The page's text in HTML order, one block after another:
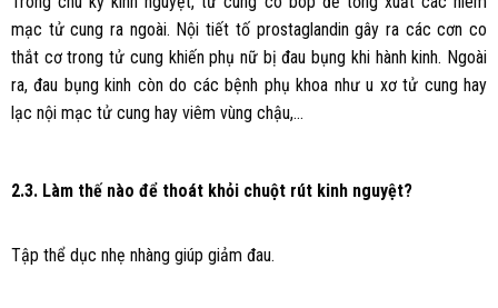
mạc tử cung ra ngoài. Nội tiết tố prostaglandin gây ra các cơn co
thắt cơ trong tử cung khiến phụ nữ bị đau bụng khi hành kinh. Ngoài
ra, đau bụng kinh còn do các bệnh phụ khoa như u xơ tử cung hay
lạc nội mạc tử cung hay viêm vùng chậu,…
2.3. Làm thế nào để thoát khỏi chuột rút kinh nguyệt?
Tập thể dục nhẹ nhàng giúp giảm đau.